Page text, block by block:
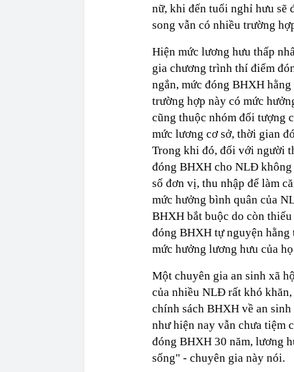
nữ, khi đến tuổi nghỉ hưu sẽ
song vẫn có nhiều trường
Hiện mức lương hưu thấp
gia chương trình thí điểm
ngắn, mức đóng BHXH
trường hợp này có mức
cũng thuộc nhóm đối tượng
mức lương cơ sở, thời gian
Trong khi đó, đối với người
đóng BHXH cho NLĐ
số đơn vị, thu nhập để làm
mức hưởng bình quân của
BHXH bắt buộc do còn
đóng BHXH tự nguyện hằng
mức hưởng lương hưu của
Một chuyên gia an sinh xã
của nhiều NLĐ rất khó
chính sách BHXH về an
như hiện nay vẫn chưa tiệm
đóng BHXH 30 năm, lương
sống" - chuyên gia này nói.